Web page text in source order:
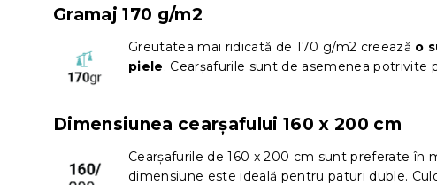
Gramaj 170 g/m2
Greutatea mai ridicată de 170 g/m2 creează o
piele. Cearșafurile sunt de asemenea potrivite
Dimensiunea cearșafului 160 x 200 cm
Cearșafurile de 160 x 200 cm sunt preferate în
dimensiune este ideală pentru paturi duble.